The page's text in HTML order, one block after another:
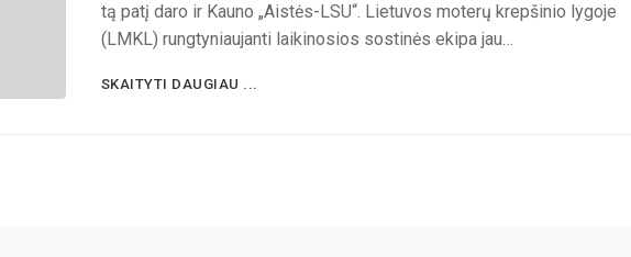
tą patį daro ir Kauno „Aistės-LSU“. Lietuvos moterų krepšinio lygoje
(LMKL) rungtyniaujanti laikinosios sostinės ekipa jau…
SKAITYTI DAUGIAU ...